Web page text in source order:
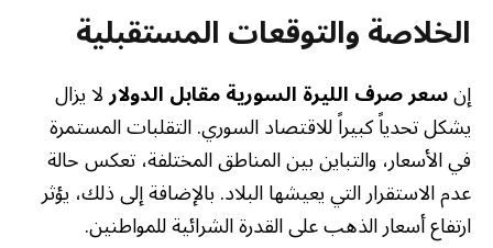
الخلاصة والتوقعات المستقبلية
إنسعر صرف الليرة السورية مقابل الدولارلا يزال
يشكل تحدياً كبيراً للاقتصاد السوري. التقلبات المستمرة
في الأسعار، والتباين بين المناطق المختلفة، تعكس حالة
عدم الاستقرار التي يعيشها البلاد. بالإضافة إلى ذلك، يؤثر
ارتفاع أسعار الذهب على القدرة الشرائية للمواطنين.